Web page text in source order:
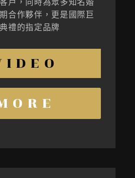
戶，同時為眾多知名婚
合作夥伴，更是國際巨
禮的指定品牌